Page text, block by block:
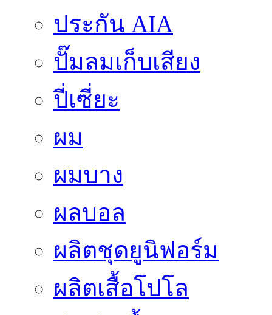
ประกัน AIA
ปั๊มลมเก็บเสียง
ปี่เซี่ยะ
ผม
ผมบาง
ผลบอล
ผลิตชุดยูนิฟอร์ม
ผลิตเสื้อโปโล